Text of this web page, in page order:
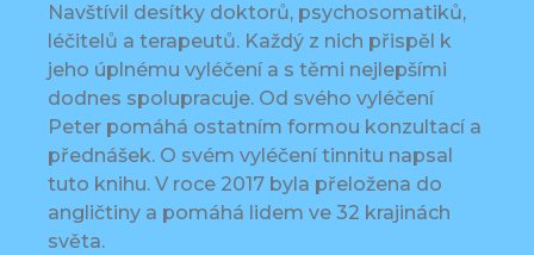
Navštívil desítky doktorů, psychosomatiků,
léčitelů a terapeutů. Každý z nich přispěl k
jeho úplnému vyléčení a s těmi nejlepšími
dodnes spolupracuje. Od svého vyléčení
Peter pomáhá ostatním formou konzultací a
přednášek. O svém vyléčení tinnitu napsal
tuto knihu. V roce 2017 byla přeložena do
angličtiny a pomáhá lidem ve 32 krajinách
světa.